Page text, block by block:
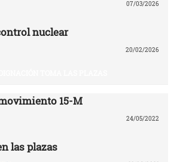
07/03/2026
nuclear
20/02/2026
15-M
24/05/2022
las plazas